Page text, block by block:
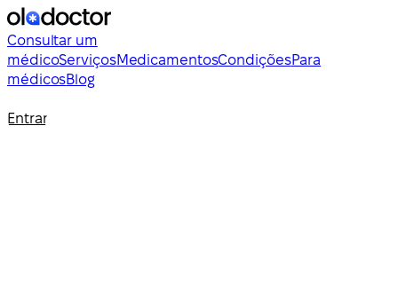
Consultar um
médicoServiçosMedicamentosCondiçõesPara
médicosBlog
Entrar